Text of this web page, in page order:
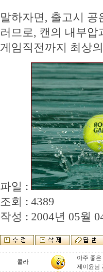
말하자면, 출고시 공
러므로, 캔의 내부
게임직전까지 최상
파일 :
조회 : 4389
작성 : 2004년 05월
콜라
아주 좋
제이윤님